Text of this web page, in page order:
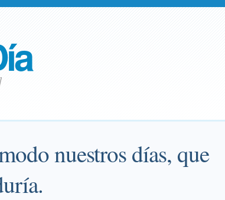
nuestros días, que